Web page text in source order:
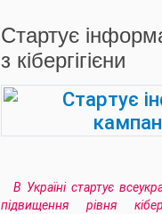
Стартує
з кібергігієни
В Україні стартує
підвищення рівня